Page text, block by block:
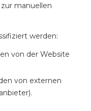
manuellen
werden:
von der Website
von externen